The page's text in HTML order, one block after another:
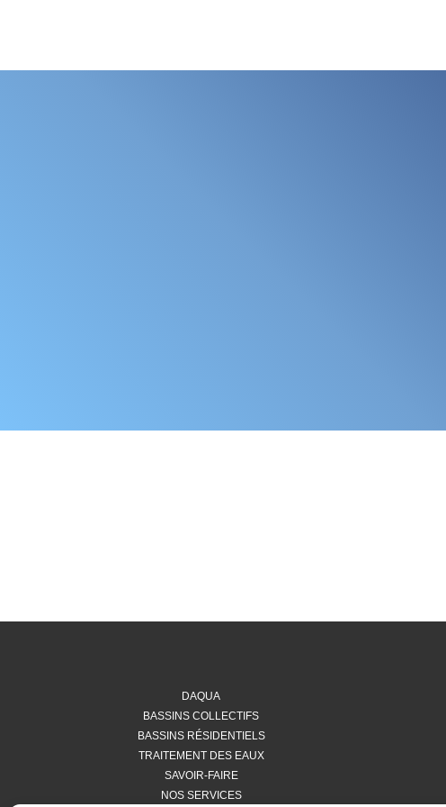
DAQUA
BASSINS COLLECTIFS
BASSINS RÉSIDENTIELS
TRAITEMENT DES EAUX
SAVOIR-FAIRE
NOS SERVICES